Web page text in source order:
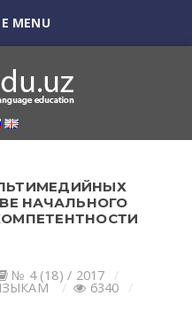
MENU
НАЧАЛЬНОГО
№ 4 (18) / 2017
6340